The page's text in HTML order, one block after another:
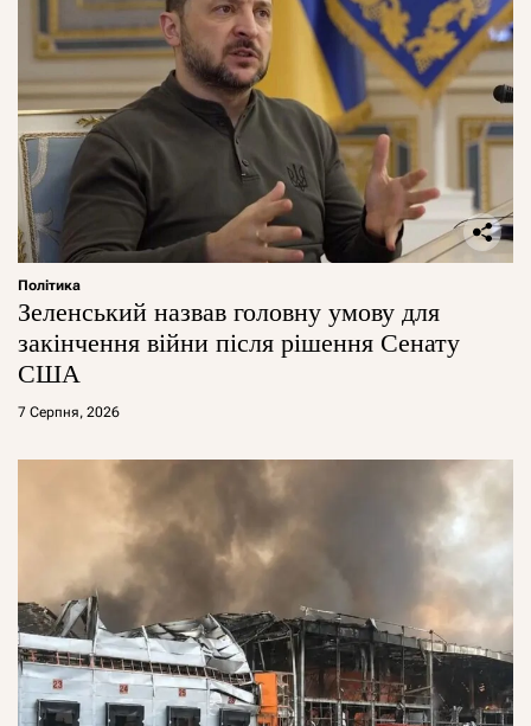
Політика
Зеленський назвав головну умову для
закінчення війни після рішення Сенату
США
7 Серпня, 2026